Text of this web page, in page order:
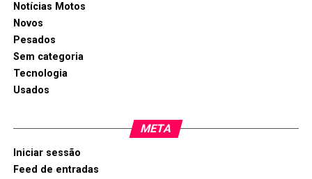
Notícias Motos
Novos
Pesados
Sem categoria
Tecnologia
Usados
META
Iniciar sessão
Feed de entradas